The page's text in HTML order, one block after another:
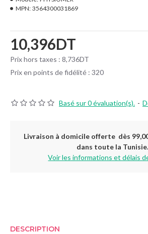
Basé sur 0 évaluation(s). -
10,396DT
Prix hors taxes : 8,736DT
Prix en points de fidélité : 320
MPN: 3564300031869
Livraison à domicile offerte dès
dans toute la Tunisie.
Voir les informations et délais
DESCRIPTION